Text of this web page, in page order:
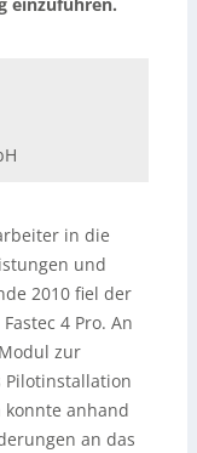
in die
und
2010 fiel der
4 Pro. An
zur
Pilotinstallation
konnte anhand
an das